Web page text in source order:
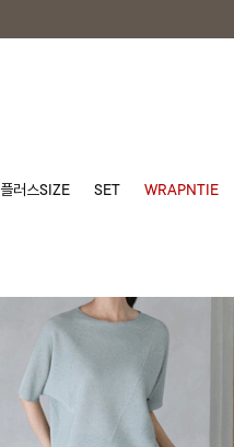
플러스SIZE SET WRAPNTIE